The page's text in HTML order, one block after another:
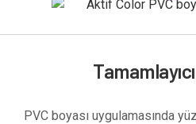
PVC boyası uygulamasında